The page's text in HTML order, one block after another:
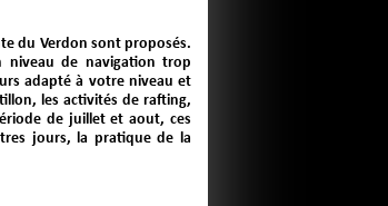
du Verdon sont proposés.
niveau de navigation trop
adapté à votre niveau et
les activités de rafting,
de juillet et aout, ces
jours, la pratique de la